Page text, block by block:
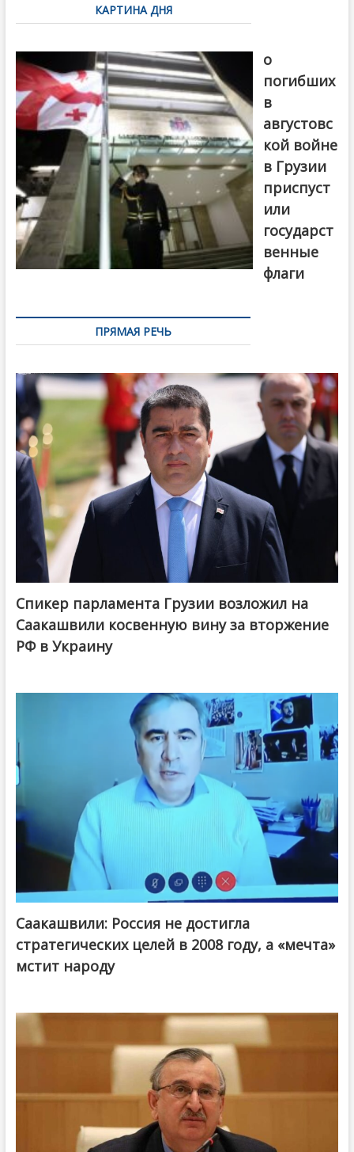
записямКАРТИНА ДНЯ
о
погибших
в
августовс
кой войне
в Грузии
приспуст
или
государст
венные
флаги
ПРЯМАЯ РЕЧЬ
Спикер парламента Грузии возложил на
Саакашвили косвенную вину за вторжение
РФ в Украину
Саакашвили: Россия не достигла
стратегических целей в 2008 году, а «мечта»
мстит народу